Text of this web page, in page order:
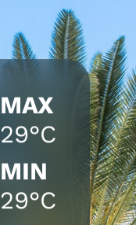
MAX
29°C
MIN
29°C